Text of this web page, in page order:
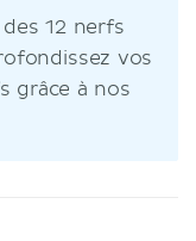
12 nerfs
vos
grâce à nos